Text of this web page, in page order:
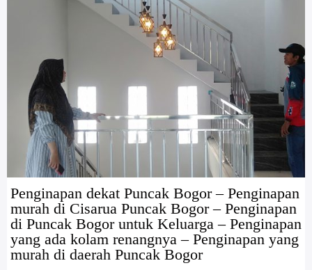
Penginapan dekat Puncak Bogor – Penginapan
murah di Cisarua Puncak Bogor – Penginapan
di Puncak Bogor untuk Keluarga – Penginapan
yang ada kolam renangnya – Penginapan yang
murah di daerah Puncak Bogor